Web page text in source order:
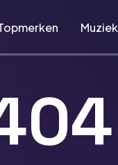
Muziek